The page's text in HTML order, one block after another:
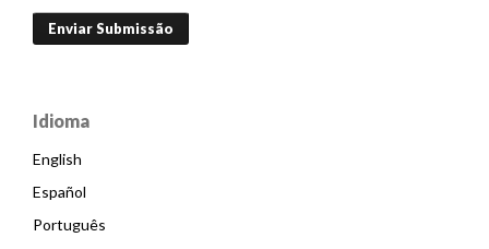
Enviar Submissão
Idioma
English
Español
Português